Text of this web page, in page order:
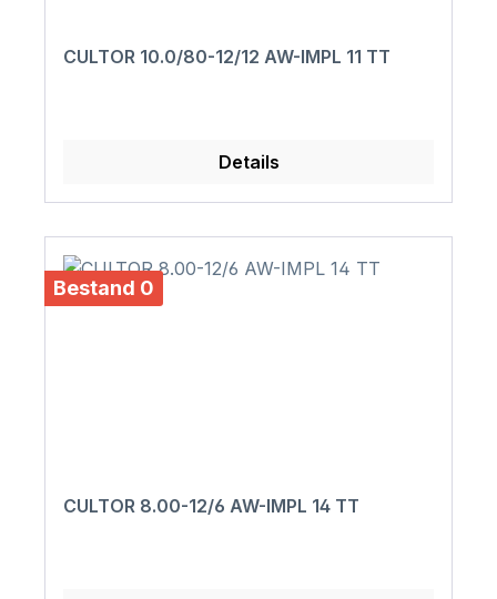
CULTOR 10.0/80-12/12 AW-IMPL 11 TT
Details
Bestand 0
CULTOR 8.00-12/6 AW-IMPL 14 TT